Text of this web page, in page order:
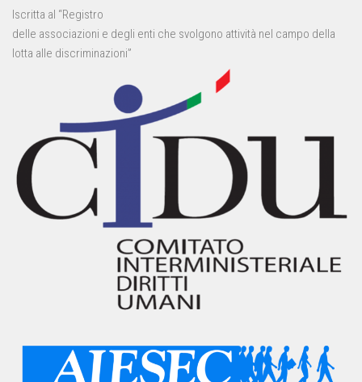
Iscritta al “Registro
delle associazioni e degli enti che svolgono attività nel campo della
lotta alle discriminazioni”